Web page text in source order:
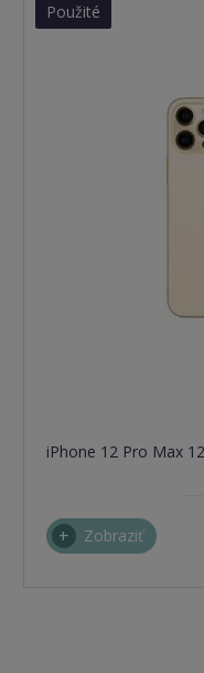
Použité
iPhone 12 Pro Max
Zobraziť